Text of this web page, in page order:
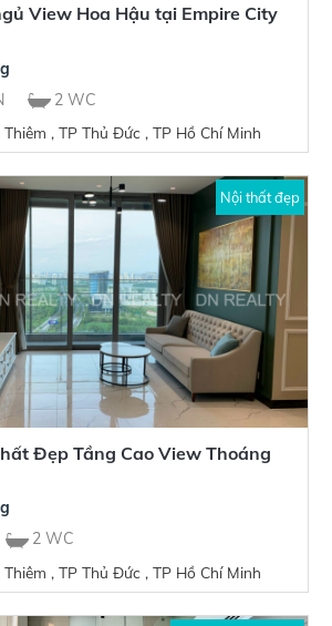
View Hoa Hậu tại Empire City
2 WC
, TP Thủ Đức , TP Hồ Chí Minh
Nội thất đẹp
Đẹp Tầng Cao View Thoáng
2 WC
, TP Thủ Đức , TP Hồ Chí Minh